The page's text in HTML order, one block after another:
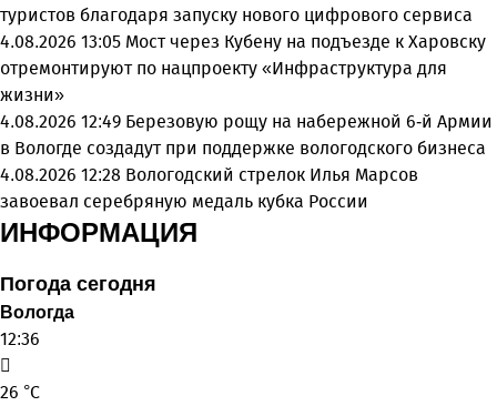
туристов благодаря запуску нового цифрового сервиса
4.08.2026 13:05 Мост через Кубену на подъезде к Харовску
отремонтируют по нацпроекту «Инфраструктура для
жизни»
4.08.2026 12:49 Березовую рощу на набережной 6-й Армии
в Вологде создадут при поддержке вологодского бизнеса
4.08.2026 12:28 Вологодский стрелок Илья Марсов
завоевал серебряную медаль кубка России
ИНФОРМАЦИЯ
Погода сегодня
Вологда
12:36
26 °C